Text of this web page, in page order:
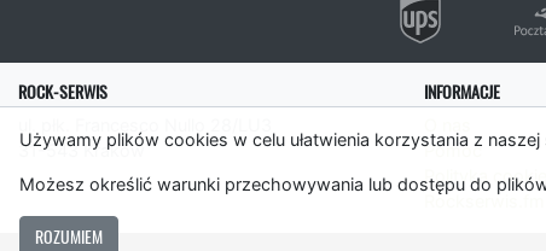
Używamy plików cookies w celu ułatwienia korzystania z naszej
Możesz określić warunki przechowywania lub dostępu do
ROZUMIEM
ROCK-SERWIS
31-543 Kraków
INFORMACJE
Pomoc
Polityka